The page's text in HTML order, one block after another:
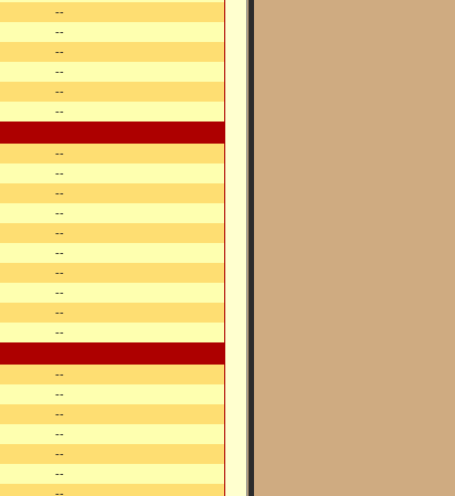
--
--
--
--
--
--
--
--
--
--
--
--
--
--
--
--
--
--
--
--
--
--